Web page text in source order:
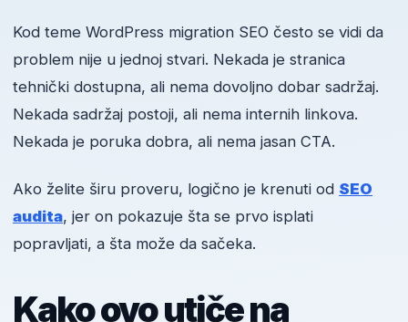
Kod teme WordPress migration SEO često se vidi da
problem nije u jednoj stvari. Nekada je stranica
tehnički dostupna, ali nema dovoljno dobar sadržaj.
Nekada sadržaj postoji, ali nema internih linkova.
Nekada je poruka dobra, ali nema jasan CTA.
Ako želite širu proveru, logično je krenuti od SEO
audita, jer on pokazuje šta se prvo isplati
popravljati, a šta može da sačeka.
Kako ovo utiče na